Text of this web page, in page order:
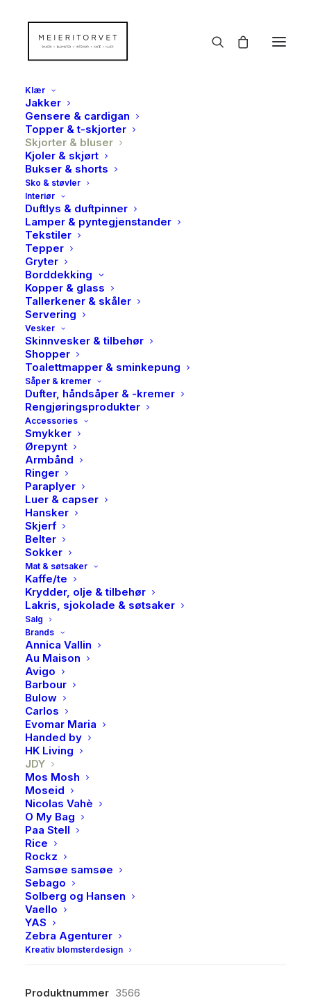
Klær
Jakker
Gensere & cardigan
Topper & t-skjorter
Skjorter & bluser
Kjoler & skjørt
Bukser & shorts
Sko & støvler
Interiør
Duftlys & duftpinner
Lamper & pyntegjenstander
Tekstiler
Tepper
Gryter
Borddekking
Kopper & glass
Tallerkener & skåler
Servering
Vesker
Skinnvesker & tilbehør
Shopper
Toalettmapper & sminkepung
Såper & kremer
Dufter, håndsåper & -kremer
Rengjøringsprodukter
Accessories
Smykker
Ørepynt
Armbånd
Ringer
Paraplyer
Luer & capser
Hansker
Skjerf
Belter
Sokker
Mat & søtsaker
Kaffe/te
Krydder, olje & tilbehør
Lakris, sjokolade & søtsaker
Salg
Brands
Annica Vallin
Au Maison
Avigo
Barbour
Bulow
Carlos
Evomar Maria
Handed by
HK Living
JDY
Mos Mosh
Moseid
Nicolas Vahè
O My Bag
Paa Stell
Rice
Rockz
Samsøe samsøe
Sebago
Solberg og Hansen
Vaello
YAS
Zebra Agenturer
Kreativ blomsterdesign
JDY, Mio l/s shirt wvn,
White
JDYMIO L/S SHIRT WVN NOOS er en klassisk og
tidløs skjorte, designet for å være en allsidig basisdel i
garderoben.
72 % bomull, 24 % polyester, 4 % elastan
Myk, pustende og lett elastisk – gir god komfort og
bevegelsesfrih
Ermene er smale og gir en feminin silhuett
Perfekt til både casual og kontorantrek
Kan styles med jeans, dressbukser eller skjørt
Dette produktet er for tiden utsolgt og
utilgjengelig.
Produktnummer 3566